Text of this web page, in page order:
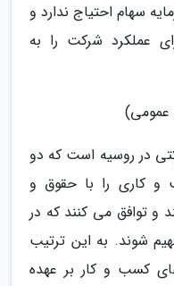
سهام احتیاج ندارد و
عملکرد شرکت را به
در روسیه است که دو
و کاری را با حقوق و
و توافق می کنند که در
شوند. به این ترتیب
کسب و کار بر عهده